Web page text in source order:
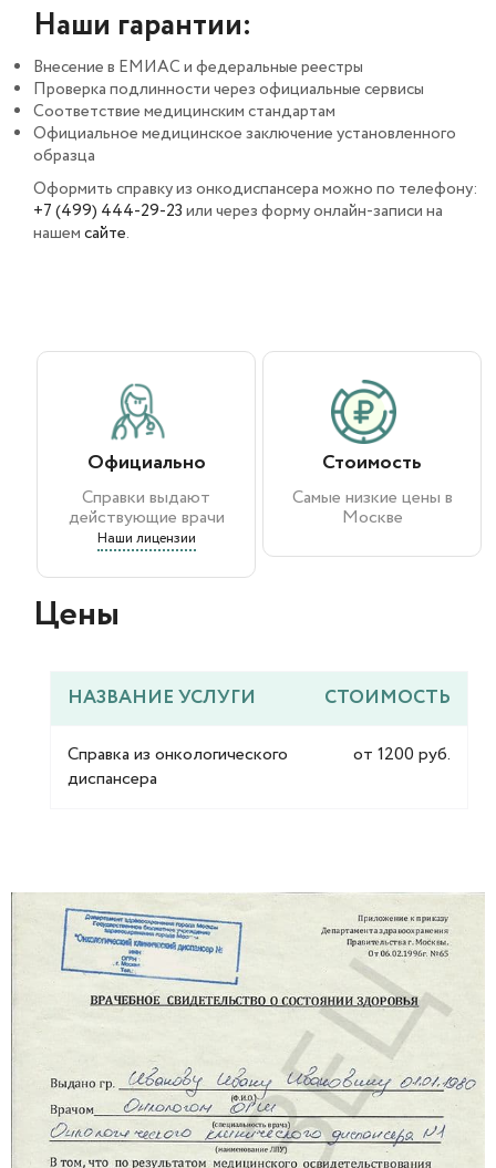
Наши гарантии:
Внесение в ЕМИАС и федеральные реестры
Проверка подлинности через официальные сервисы
Соответствие медицинским стандартам
Официальное медицинское заключение установленного
образца
Оформить справку из онкодиспансера можно по телефону:
+7 (499) 444-29-23или через форму онлайн-записи на
нашемсайте.
Официально
Справки выдают
действующие врачи
Наши лицензии
Стоимость
Самые низкие цены в
Москве
Цены​
НАЗВАНИЕ УСЛУГИ СТОИМОСТЬ
Справка из онкологического
диспансера
от 1200 руб.